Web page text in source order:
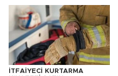
İTFAİYECİ KURTARMA